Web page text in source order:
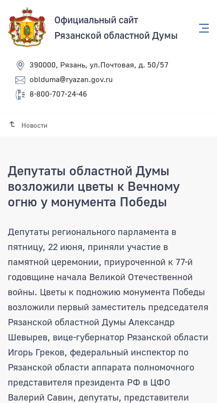
Официальный сайт
Рязанской областной Думы
390000, Рязань, ул.Почтовая, д. 50/57
oblduma@ryazan.gov.ru
8-800-707-24-46
Новости
Депутаты областной Думы
возложили цветы к Вечному
огню у монумента Победы
Депутаты областной Думы
Депутаты регионального парламента в
пятницу, 22 июня, приняли участие в
памятной церемонии, приуроченной к 77-й
годовщине начала Великой Отечественной
войны. Цветы к подножию монумента Победы
возложили первый заместитель председателя
Рязанской областной Думы Александр
Шевырев, вице-губернатор Рязанской области
Игорь Греков, федеральный инспектор по
Рязанской области аппарата полномочного
представителя президента РФ в ЦФО
Валерий Савин, депутаты, представители